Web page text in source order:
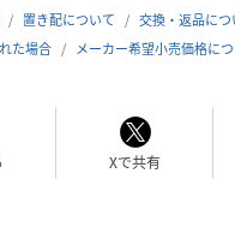
置き配について
交換・返品につ
た場合
メーカー希望小売価格に
Xで共有